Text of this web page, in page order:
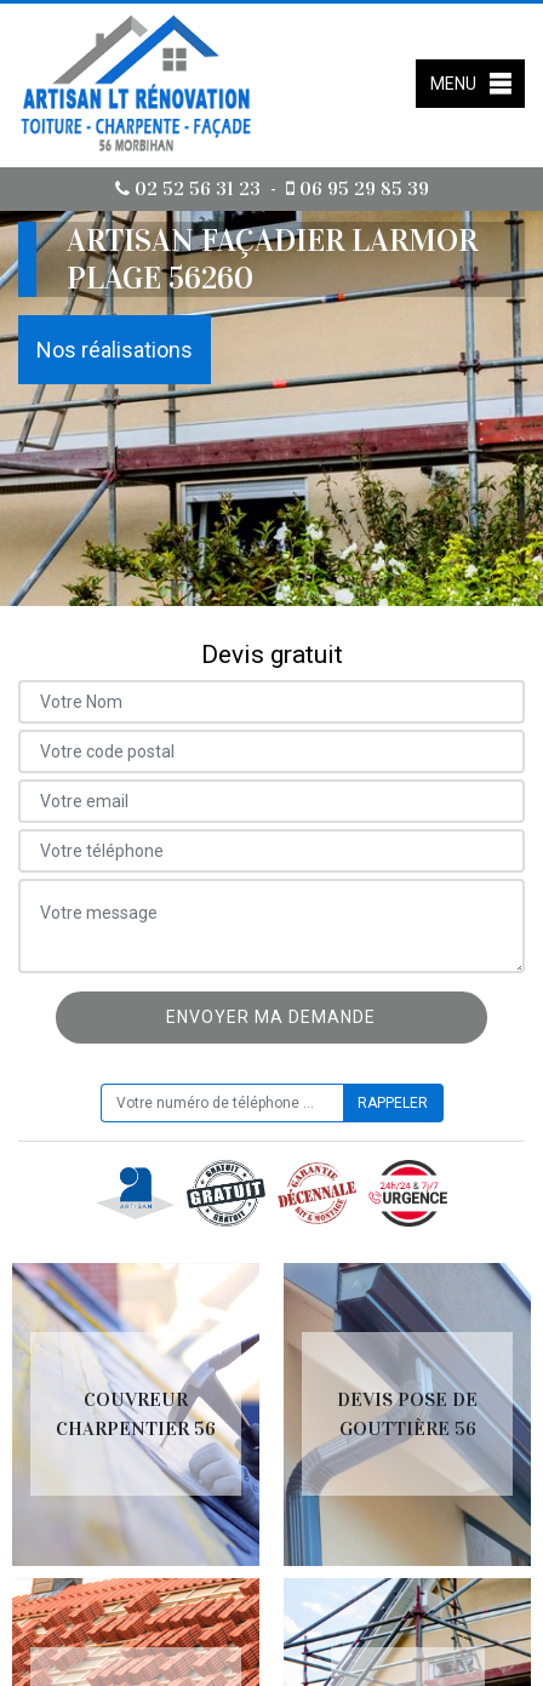
02 52 56 31 23 - 06 95 29 85 39
MENU
ARTISAN FAÇADIER LARMOR
PLAGE 56260
Nos réalisations
Devis gratuit
COUVREUR
CHARPENTIER 56
DEVIS POSE DE
GOUTTIÈRE 56